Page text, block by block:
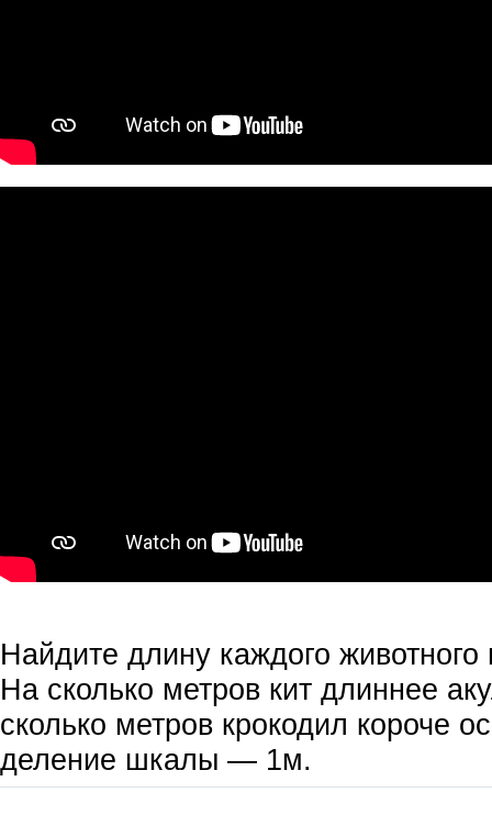
Найдите длину каждого животного
На сколько метров кит длиннее
сколько метров крокодил короче
деление шкалы — 1м.